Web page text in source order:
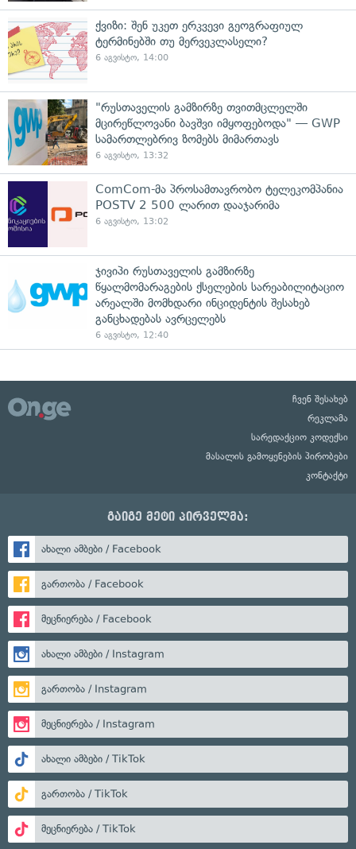
ქვიზი: შენ უკეთ ერკვევი გეოგრაფიულ
ტერმინებში თუ მერვეკლასელი?
6 აგვისტო, 14:00
"რუსთაველის გამზირზე თვითმცლელში
მცირეწლოვანი ბავშვი იმყოფებოდა" — GWP
სამართლებრივ ზომებს მიმართავს
6 აგვისტო, 13:32
ComCom-მა პროსამთავრობო ტელეკომპანია
POSTV 2 500 ლარით დააჯარიმა
6 აგვისტო, 13:02
ჯივიპი რუსთაველის გამზირზე
წყალმომარაგების ქსელების სარეაბილიტაციო
არეალში მომხდარი ინციდენტის შესახებ
განცხადებას ავრცელებს
6 აგვისტო, 12:40
ჩვენ შესახებ
რეკლამა
სარედაქციო კოდექსი
მასალის გამოყენების პირობები
კონტაქტი
გაიგე მეტი პირველმა:
ახალი ამბები / Facebook
გართობა / Facebook
მეცნიერება / Facebook
ახალი ამბები / Instagram
გართობა / Instagram
მეცნიერება / Instagram
ახალი ამბები / TikTok
გართობა / TikTok
მეცნიერება / TikTok